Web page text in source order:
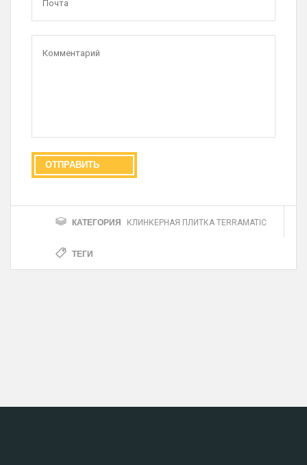
КАТЕГОРИЯ КЛИНКЕРНАЯ ПЛИТКА TERRAMATIC
ТЕГИ